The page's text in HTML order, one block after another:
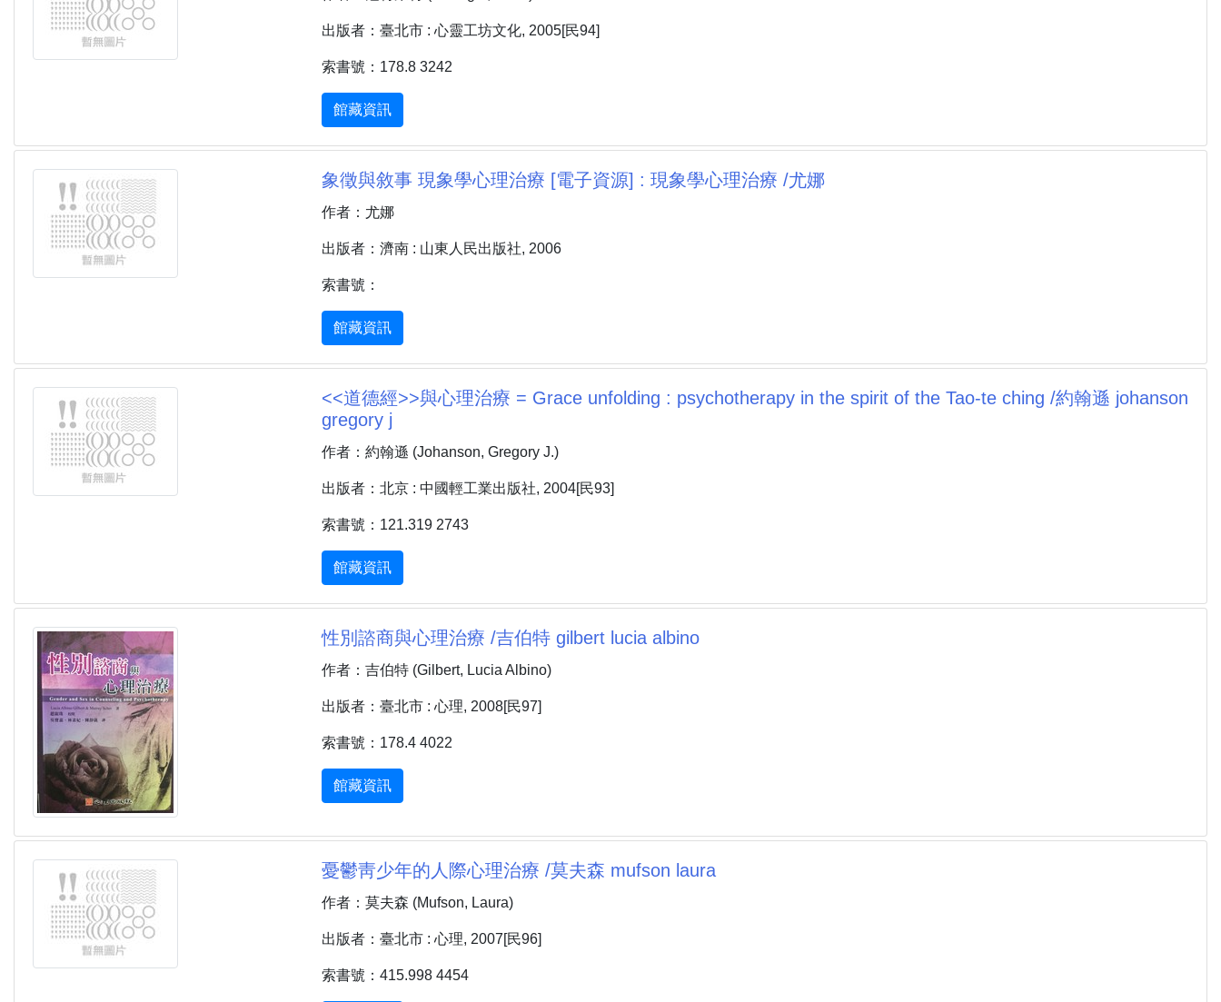
出版者：臺北市 : 心靈工坊文化, 2005[民94]
索書號：178.8 3242
館藏資訊
象徵與敘事 現象學心理治療 [電子資源] : 現象學心理治療 /尤娜
作者：尤娜
出版者：濟南 : 山東人民出版社, 2006
索書號：
館藏資訊
<<道德經>>與心理治療 = Grace unfolding : psychotherapy in the spirit of the Tao-te ching /約翰遜 johanson
gregory j
作者：約翰遜 (Johanson, Gregory J.)
出版者：北京 : 中國輕工業出版社, 2004[民93]
索書號：121.319 2743
館藏資訊
性別諮商與心理治療 /吉伯特 gilbert lucia albino
作者：吉伯特 (Gilbert, Lucia Albino)
出版者：臺北市 : 心理, 2008[民97]
索書號：178.4 4022
館藏資訊
憂鬱靑少年的人際心理治療 /莫夫森 mufson laura
作者：莫夫森 (Mufson, Laura)
出版者：臺北市 : 心理, 2007[民96]
索書號：415.998 4454